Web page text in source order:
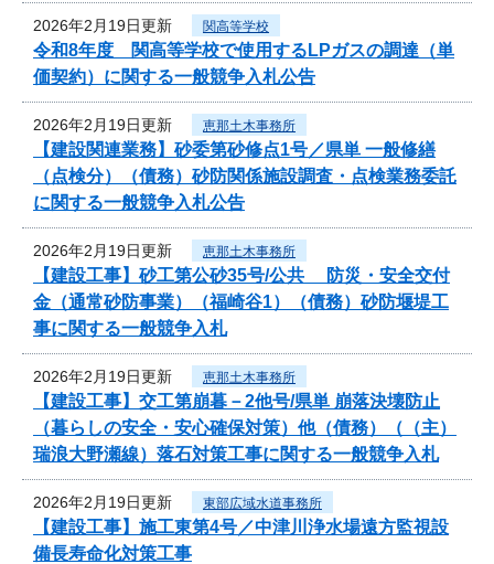
2026年2月19日更新 関高等学校
令和8年度 関高等学校で使用するLPガスの調達（単
価契約）に関する一般競争入札公告
2026年2月19日更新 恵那土木事務所
【建設関連業務】砂委第砂修点1号／県単 一般修繕
（点検分）（債務）砂防関係施設調査・点検業務委託
に関する一般競争入札公告
2026年2月19日更新 恵那土木事務所
【建設工事】砂工第公砂35号/公共 防災・安全交付
金（通常砂防事業）（福崎谷1）（債務）砂防堰堤工
事に関する一般競争入札
2026年2月19日更新 恵那土木事務所
【建設工事】交工第崩暮－2他号/県単 崩落決壊防止
（暮らしの安全・安心確保対策）他（債務）（（主）
瑞浪大野瀬線）落石対策工事に関する一般競争入札
2026年2月19日更新 東部広域水道事務所
【建設工事】施工東第4号／中津川浄水場遠方監視設
備長寿命化対策工事